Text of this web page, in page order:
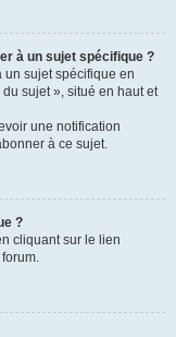
à un sujet spécifique ?
un sujet spécifique en
sujet », situé en haut et
une notification
à ce sujet.
?
cliquant sur le lien